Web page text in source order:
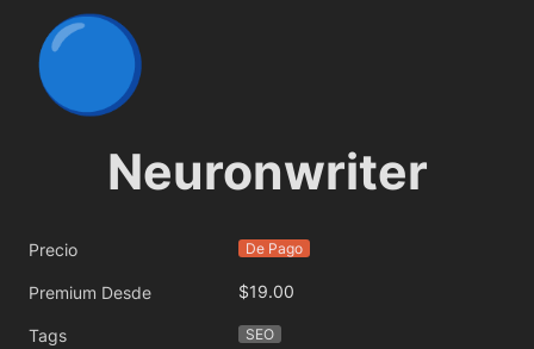
🔵
Neuronwriter
Precio De Pago
Premium Desde $19.00
Tags SEO